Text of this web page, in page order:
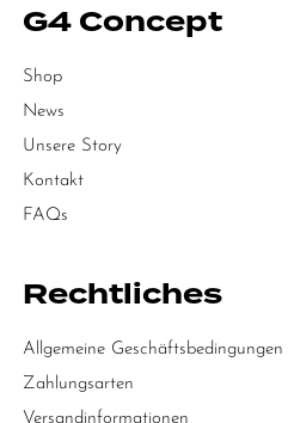
G4 Concept
Shop
News
Unsere Story
Kontakt
FAQs
Rechtliches
Allgemeine Geschäftsbedingungen
Zahlungsarten
Versandinformationen